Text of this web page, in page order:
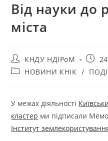
Від науки до
міста
КНДУ НДІРоМ
НОВИНИ КНІК /
У межах діяльності
кластер ми підписали
Інститут